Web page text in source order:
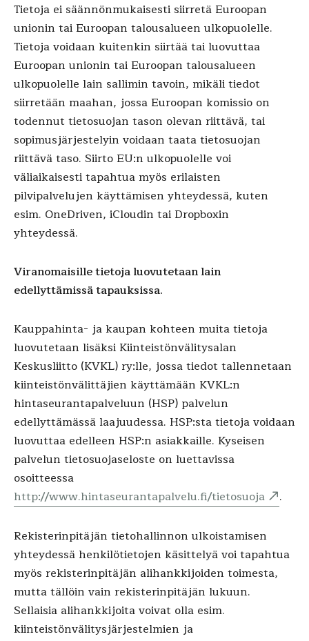
Tietoja ei säännönmukaisesti siirretä Euroopan
unionin tai Euroopan talousalueen ulkopuolelle.
Tietoja voidaan kuitenkin siirtää tai luovuttaa
Euroopan unionin tai Euroopan talousalueen
ulkopuolelle lain sallimin tavoin, mikäli tiedot
siirretään maahan, jossa Euroopan komissio on
todennut tietosuojan tason olevan riittävä, tai
sopimusjärjestelyin voidaan taata tietosuojan
riittävä taso. Siirto EU:n ulkopuolelle voi
väliaikaisesti tapahtua myös erilaisten
pilvipalvelujen käyttämisen yhteydessä, kuten
esim. OneDriven, iCloudin tai Dropboxin
yhteydessä.
Viranomaisille tietoja luovutetaan lain
edellyttämissä tapauksissa.
Kauppahinta- ja kaupan kohteen muita tietoja
luovutetaan lisäksi Kiinteistönvälitysalan
Keskusliitto (KVKL) ry:lle, jossa tiedot tallennetaan
kiinteistönvälittäjien käyttämään KVKL:n
hintaseurantapalveluun (HSP) palvelun
edellyttämässä laajuudessa. HSP:sta tietoja voidaan
luovuttaa edelleen HSP:n asiakkaille. Kyseisen
palvelun tietosuojaseloste on luettavissa
osoitteessa
http://www.hintaseurantapalvelu.fi/tietosuoja
.
Rekisterinpitäjän tietohallinnon ulkoistamisen
yhteydessä henkilötietojen käsittelyä voi tapahtua
myös rekisterinpitäjän alihankkijoiden toimesta,
mutta tällöin vain rekisterinpitäjän lukuun.
Sellaisia alihankkijoita voivat olla esim.
kiinteistönvälitysjärjestelmien ja